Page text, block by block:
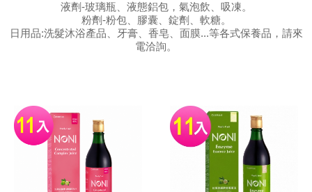
液劑-玻璃瓶、液態鋁包，氣泡飲、吸凍。
粉劑-粉包、膠囊、錠劑、軟糖。
日用品:洗髮沐浴產品、牙膏、香皂、面膜...等各式保養品，請來
電洽詢。